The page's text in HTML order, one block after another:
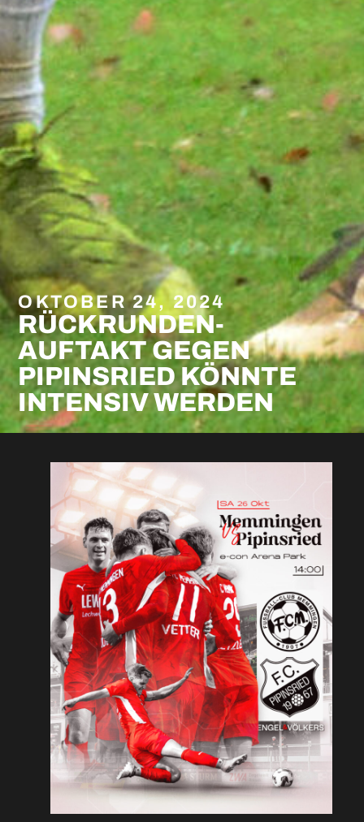
OKTOBER 24, 2024
RÜCKRUNDEN-
AUFTAKT GEGEN
PIPINSRIED KÖNNTE
INTENSIV WERDEN